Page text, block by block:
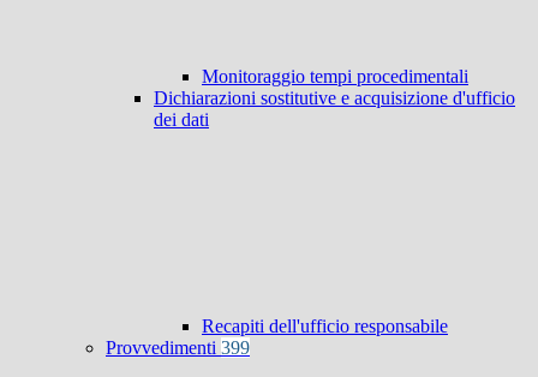
Monitoraggio tempi procedimentali
Dichiarazioni sostitutive e acquisizione d'ufficio
dei dati
Recapiti dell'ufficio responsabile
Provvedimenti 399